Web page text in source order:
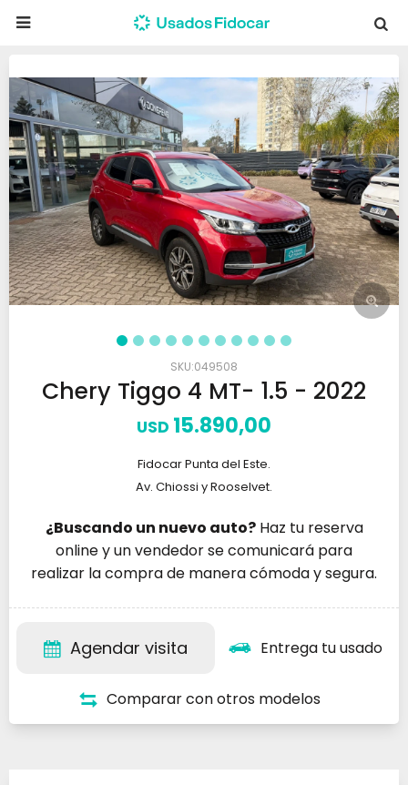

049508
Chery Tiggo 4 MT- 1.5 - 2022
USD 15.890,00
Fidocar Punta del Este.
Av. Chiossi y Rooselvet.
¿Buscando un nuevo auto?Haz tu reserva
online y un vendedor se comunicará para
realizar la compra de manera cómoda y segura.
Entrega tu usado
Agendar visita
Comparar con otros modelos